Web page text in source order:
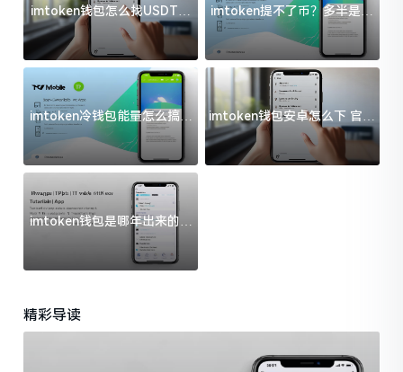
imtoken钱包怎么找USDT地
址？三步搞定不踩坑
imtoken提不了币？多半是这
几件事没处理好
imtoken冷钱包能量怎么搞？
过来人告诉你门道
imtoken钱包安卓怎么下 官方
渠道避坑指南
imtoken钱包是哪年出来的？
一文给你说清楚
精彩导读